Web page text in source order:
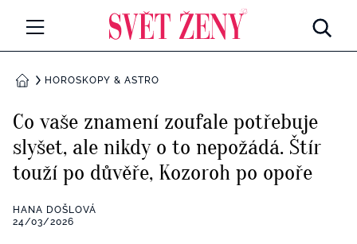
Všechny kategorie
Rozhovory
RETROHUBKY
Všechny kategorie
DOMŮHOROSKOPY & ASTRO
Co vaše znamení zoufale potřebuje
slyšet, ale nikdy o to nepožádá. Štír
touží po důvěře, Kozoroh po opoře
HANA DOŠLOVÁ
24/03/2026